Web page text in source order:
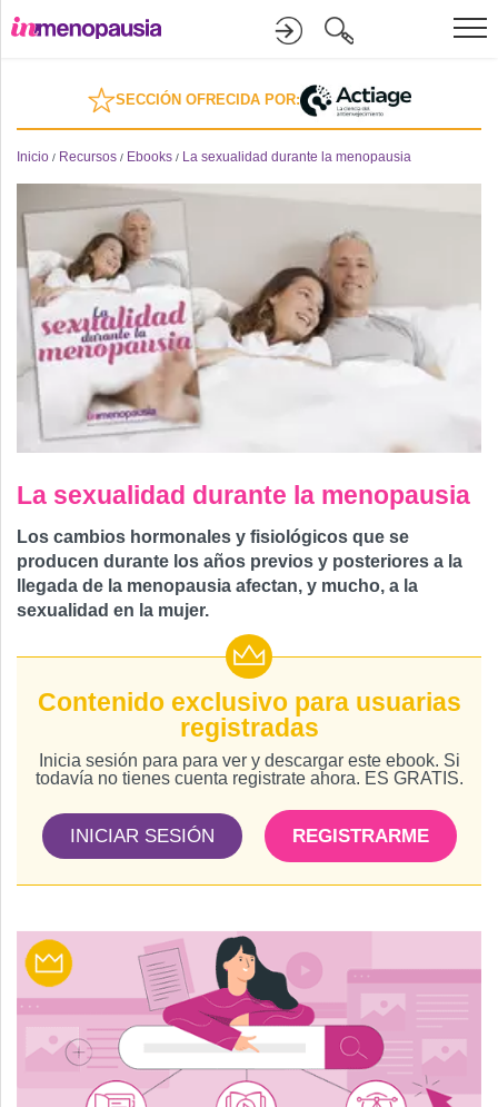
Formación
Online
Divulgación
Recursos
Investigación
SECCIÓN OFRECIDA POR:
Inicio / Recursos / Ebooks / La sexualidad durante la menopausia
La sexualidad durante la menopausia
Los cambios hormonales y fisiológicos que se
producen durante los años previos y posteriores a la
llegada de la menopausia afectan, y mucho, a la
sexualidad en la mujer.
Contenido exclusivo para usuarias
registradas
Inicia sesión para para ver y descargar este ebook. Si
todavía no tienes cuenta registrate ahora. ES GRATIS.
INICIAR SESIÓN REGISTRARME